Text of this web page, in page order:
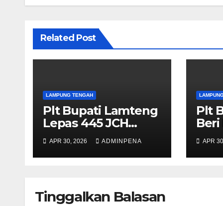
Related Post
LAMPUNG TENGAH
Plt Bupati Lamteng
Lepas 445 JCH
Kloter 10 Asal
Lamteng
APR 30, 2026 ADMINPENA
Plt
APR
Tinggalkan Balasan